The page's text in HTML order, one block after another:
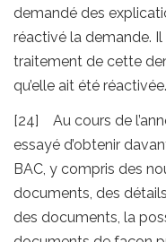
demandé des
réactivé la demande.
traitement de cette
qu’elle ait été réactivée.
[24] Au cours de
essayé d’obtenir
BAC, y compris des
documents, des
des documents, la